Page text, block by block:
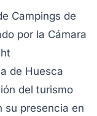
Campings de
por la Cámara
de Huesca
del turismo
su presencia en